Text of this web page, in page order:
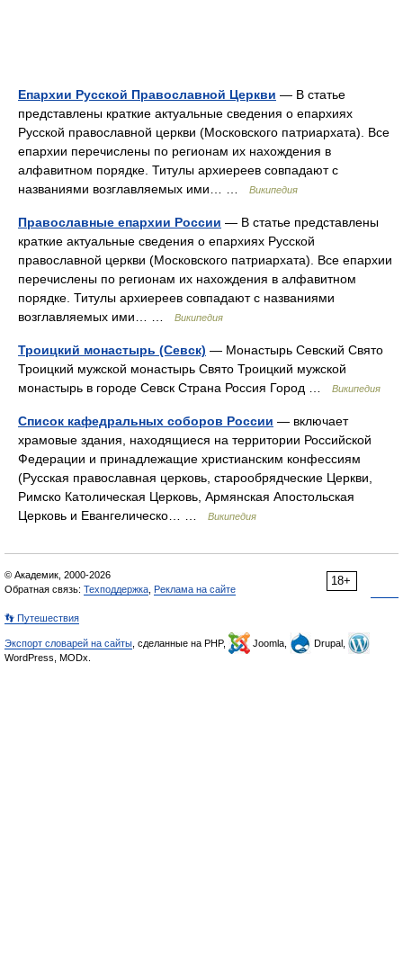
Епархии Русской Православной Церкви — В статье
представлены краткие актуальные сведения о епархиях
Русской православной церкви (Московского патриархата). Все
епархии перечислены по регионам их нахождения в
алфавитном порядке. Титулы архиереев совпадают с
названиями возглавляемых ими… …
Википедия
Православные епархии России — В статье представлены
краткие актуальные сведения о епархиях Русской
православной церкви (Московского патриархата). Все епархии
перечислены по регионам их нахождения в алфавитном
порядке. Титулы архиереев совпадают с названиями
возглавляемых ими… …
Википедия
Троицкий монастырь (Севск) — Монастырь Севский Свято
Троицкий мужской монастырь Свято Троицкий мужской
монастырь в городе Севск Страна Россия Город …
Википедия
Список кафедральных соборов России — включает
храмовые здания, находящиеся на территории Российской
Федерации и принадлежащие христианским конфессиям
(Русская православная церковь, старообрядческие Церкви,
Римско Католическая Церковь, Армянская Апостольская
Церковь и Евангелическо… …
Википедия
18+
© Академик, 2000-2026
Обратная связь: Техподдержка Реклама на сайте
👣 Путешествия
Экспорт словарей на сайты , сделанные на PHP, Joomla,
Drupal,
WordPress, MODx.